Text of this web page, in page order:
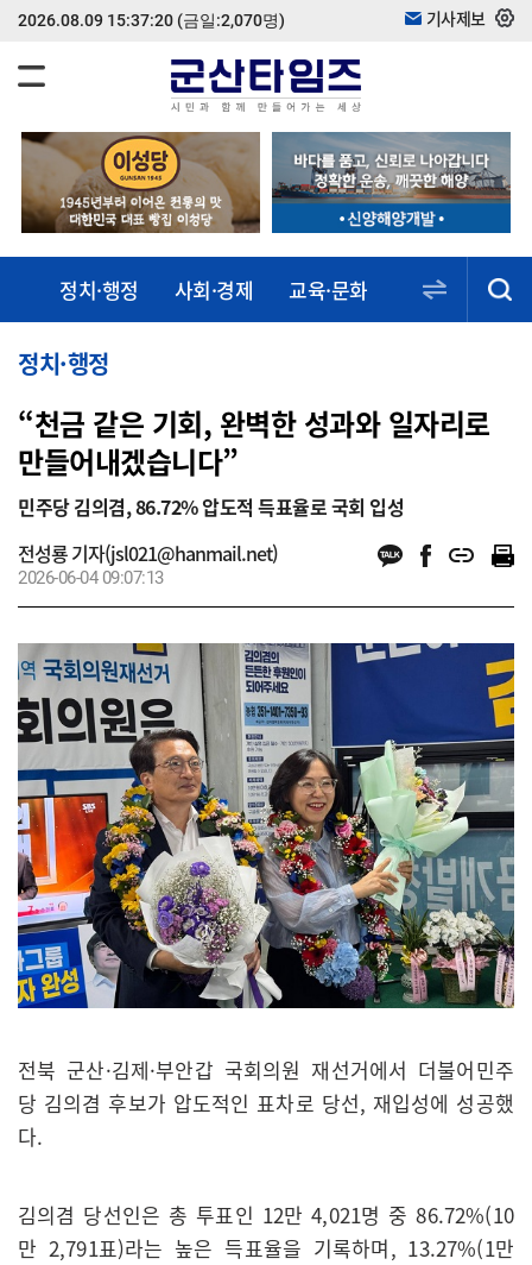
2026.08.09 15:37:20 (금일:2,070명) 기사제보
정치·행정 사회·경제 교육·문화 스포츠·건강
정치·행정
“천금 같은 기회, 완벽한 성과와 일자리로
만들어내겠습니다”
민주당 김의겸, 86.72% 압도적 득표율로 국회 입성
전성룡 기자(jsl021@hanmail.net)
2026-06-04 09:07:13
전북 군산·김제·부안갑 국회의원 재선거에서 더불어민주
당 김의겸 후보가 압도적인 표차로 당선, 재입성에 성공했
다.
김의겸 당선인은 총 투표인 12만 4,021명 중 86.72%(10
만 2,791표)라는 높은 득표율을 기록하며, 13.27%(1만